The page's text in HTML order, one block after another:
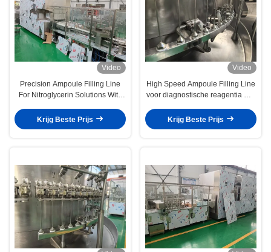
Video
Precision Ampoule Filling Line
For Nitroglycerin Solutions With
ml Steriele vulling, gecertificeerd
door CGMP
Krijg Beste Prijs
Video
High Speed Ampoule Filling Line
voor diagnostische reagentia met
sterilisatieoven, geavanceerde
HMI en PLC
Krijg Beste Prijs